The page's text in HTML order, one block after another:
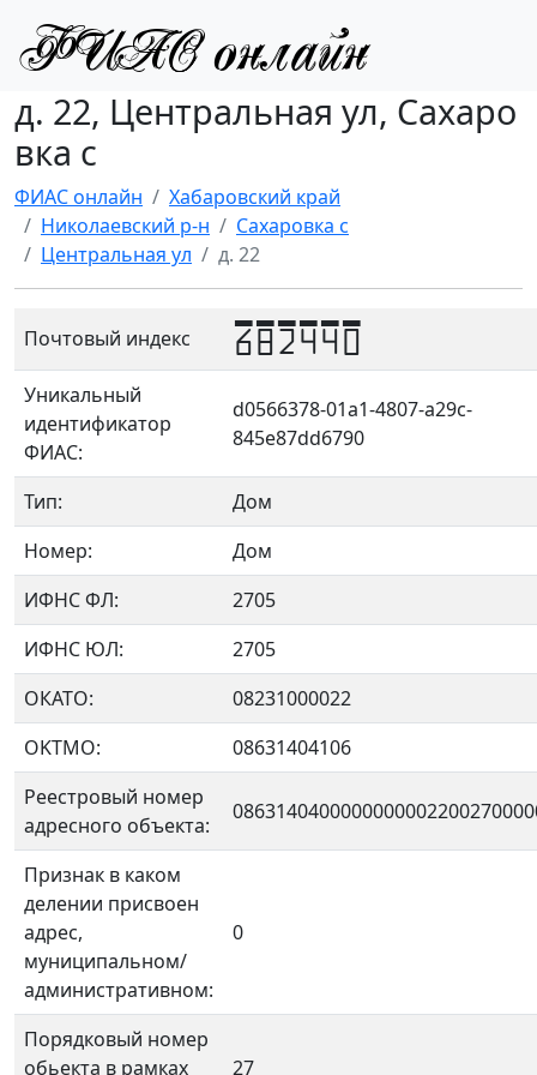
д. 22, Центральная ул, Сахаро
вка с
ФИАС онлайн
Хабаровский край
Николаевский р-н
Сахаровка с
Центральная ул
д. 22
Почтовый индекс 682440
Уникальный
идентификатор
ФИАС:
d0566378-01a1-4807-a29c-
845e87dd6790
Тип:
Дом
Номер:
Дом
ИФНС ФЛ:
2705
ИФНС ЮЛ:
2705
ОКАТО:
08231000022
OKTMO:
08631404106
Реестровый номер
адресного объекта:
Признак в каком
делении присвоен
адрес,
муниципальном/
административном:
0
Порядковый номер
обьекта в рамках
27